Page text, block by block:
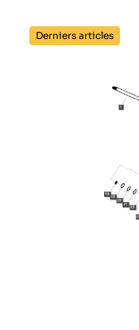
Derniers articles